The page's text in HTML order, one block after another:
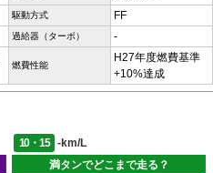
駆動方式 FF
過給器（ターボ） -
燃費性能
H27年度燃費基準
+10%達成
10・15
-km/L
満タンでどこまで走る？